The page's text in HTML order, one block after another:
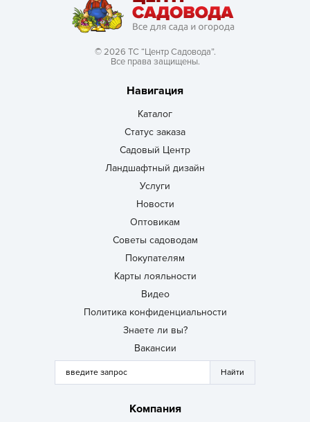
© 2026 ТС “Центр Садовода”.
Все права защищены.
Навигация
Каталог
Статус заказа
Садовый Центр
Ландшафтный дизайн
Услуги
Новости
Оптовикам
Советы садоводам
Покупателям
Карты лояльности
Видео
Политика конфиденциальности
Знаете ли вы?
Вакансии
Компания